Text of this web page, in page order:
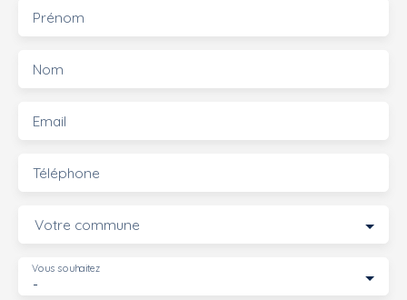
Prénom
Nom
Email
Téléphone
Votre commune
-
Vous souhaitez